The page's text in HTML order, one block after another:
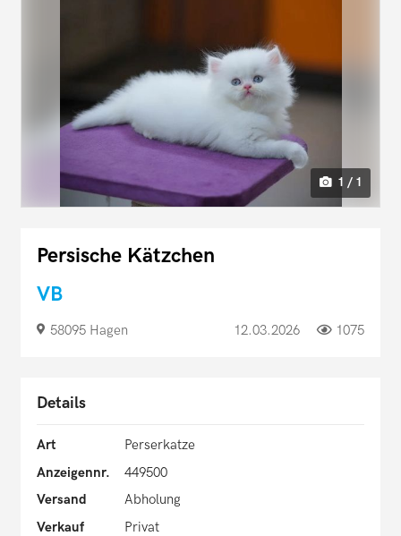
1 / 1
Persische Kätzchen
VB
58095 Hagen 12.03.2026 1075
Details
Art
Perserkatze
Anzeigennr.
449500
Versand
Abholung
Verkauf
Privat